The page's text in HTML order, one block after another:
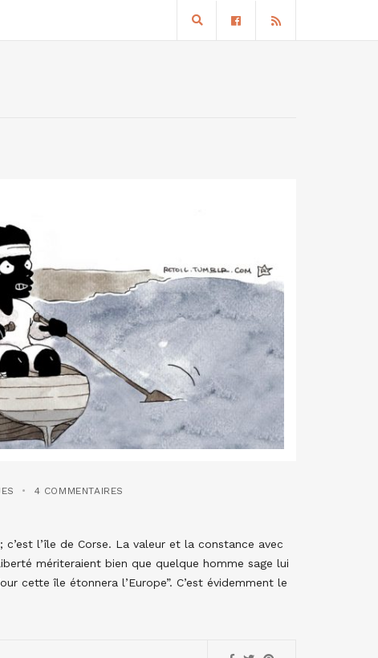
4 COMMENTAIRES
l’île de Corse. La valeur et la constance avec
mériteraient bien que quelque homme sage lui
cette île étonnera l’Europe”. C’est évidemment le